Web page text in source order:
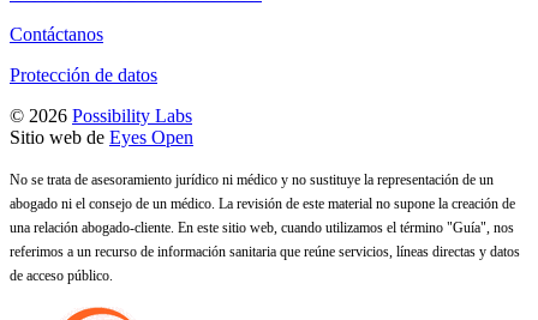
Contáctanos
Protección de datos
© 2026 Possibility Labs
Sitio web de Eyes Open
No se trata de asesoramiento jurídico ni médico y no sustituye la representación de un
abogado ni el consejo de un médico. La revisión de este material no supone la creación de
una relación abogado-cliente. En este sitio web, cuando utilizamos el término "Guía", nos
referimos a un recurso de información sanitaria que reúne servicios, líneas directas y datos
de acceso público.